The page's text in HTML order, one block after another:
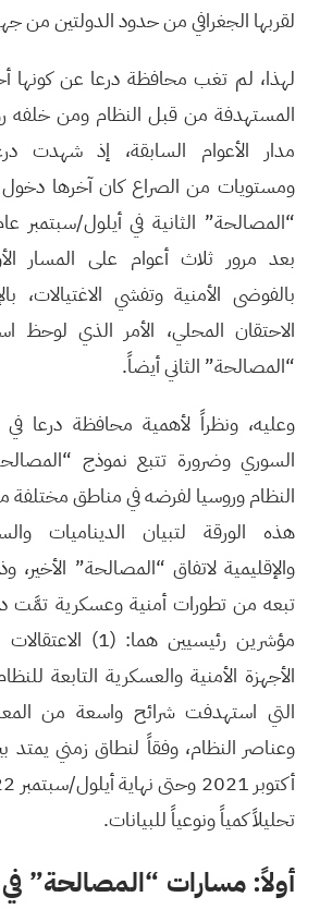
لقربها الجغرافي من حدود الدولتين من
لهذا، لم تغب محافظة درعا عن كونها
المستهدفة من قبل النظام ومن خلفه
مدار الأعوام السابقة، إذ شهدت
ومستويات من الصراع كان آخرها
بعد مرور ثلاث أعوام على المسار
بالفوضى الأمنية وتفشي الاغتيالات،
الاحتقان المحلي، الأمر الذي لوحظ
“المصالحة” الثاني أيضاً.
وعليه، ونظراً لأهمية محافظة درعا في
السوري وضرورة تتبع نموذج
النظام وروسيا لفرضه في مناطق
هذه الورقة لتبيان الديناميات
والإقليمية لاتفاق “المصالحة”
تبعه من تطورات أمنية وعسكرية تمَّت
مؤشرين رئيسيين هما:
التي استهدفت شرائح واسعة من
وعناصر النظام، وفقاً لنطاق زمني يمتد
تحليلاً كمياً ونوعياً للبيانات.
أولاً: مسارات “المصالحة”